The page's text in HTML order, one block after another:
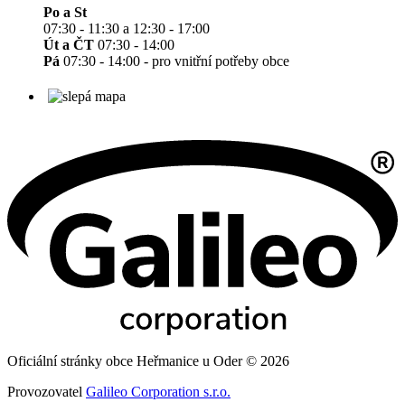
Po a St
07:30 - 11:30 a 12:30 - 17:00
Út a ČT 07:30 - 14:00
Pá 07:30 - 14:00 - pro vnitřní potřeby obce
Oficiální stránky obce Heřmanice u Oder © 2026
Provozovatel Galileo Corporation s.r.o.